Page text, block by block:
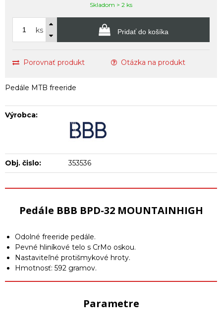
Skladom > 2 ks
ks Pridať do košíka
Porovnať produkt Otázka na produkt
Pedále MTB freeride
Výrobca:
Obj. čislo: 353536
Pedále BBB BPD-32 MOUNTAINHIGH
Odolné freeride pedále.
Pevné hliníkové telo s CrMo oskou.
Nastaviteľné protišmykové hroty.
Hmotnosť: 592 gramov.
Parametre